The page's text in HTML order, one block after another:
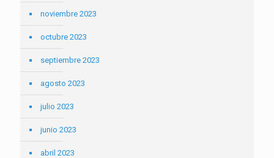
noviembre 2023
octubre 2023
septiembre 2023
agosto 2023
julio 2023
junio 2023
abril 2023